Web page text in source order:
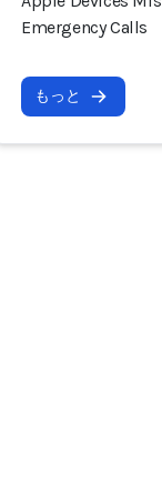
Emergency Calls
もっと